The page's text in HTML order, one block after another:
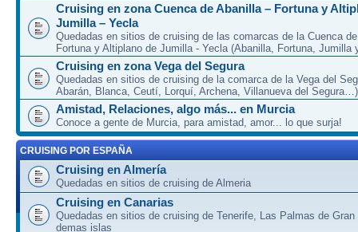
Cruising en zona Cuenca de Abanilla – Fortuna y
Jumilla – Yecla
Quedadas en sitios de cruising de las comarcas de la Cuenca
Fortuna y Altiplano de Jumilla - Yecla (Abanilla, Fortuna, Jumilla
Cruising en zona Vega del Segura
Quedadas en sitios de cruising de la comarca de la Vega del
Abarán, Blanca, Ceutí, Lorquí, Archena, Villanueva del Segura…)
Amistad, Relaciones, algo más... en Murcia
Conoce a gente de Murcia, para amistad, amor... lo que surja!
CRUISING POR ESPAÑA
Cruising en Almería
Quedadas en sitios de cruising de Almeria
Cruising en Canarias
Quedadas en sitios de cruising de Tenerife, Las Palmas de Gran
demas islas